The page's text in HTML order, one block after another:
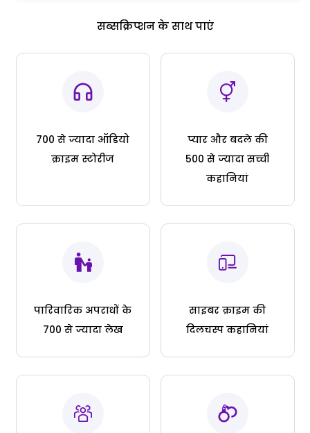
सब्सक्रिप्शन के साथ पाएं
700 से ज्यादा ऑडियो
क्राइम स्टोरीज
प्यार और बदले की
500 से ज्यादा सच्ची
कहानियां
पारिवारिक अपराधों के
700 से ज्यादा लेख
साइबर क्राइम की
दिलचस्प कहानियां